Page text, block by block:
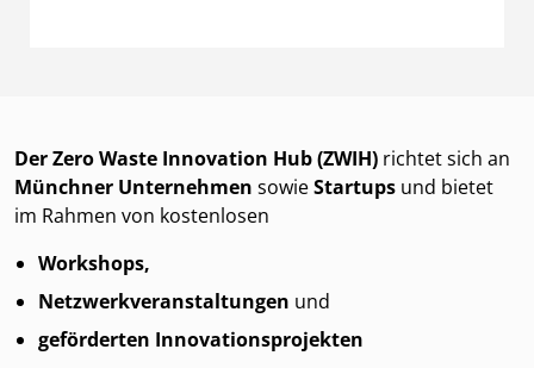
Der Zero Waste Innovation Hub (ZWIH) richtet sich an
Münchner Unternehmen sowieStartups und bietet
im Rahmen von kostenlosen
Workshops,
Netzwerkveranstaltungen und
geförderten Innovationsprojekten